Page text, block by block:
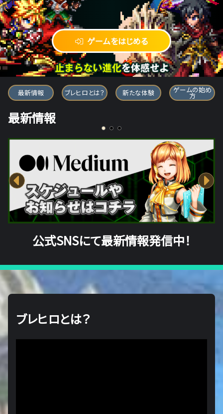
ゲームをはじめる
ブレイブ フロンティア ヒーローズ
最新情報 ブレヒロとは？ 新たな体験 ゲームの始め
方
最新情報
公式SNSにて最新情報発信中！
ブレヒロとは？